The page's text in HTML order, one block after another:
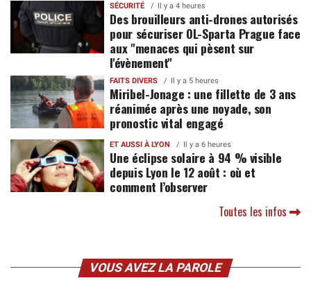
SÉCURITÉ Il y a 4 heures
Des brouilleurs anti-drones autorisés
pour sécuriser OL-Sparta Prague face
aux "menaces qui pèsent sur
l'évènement"
FAITS DIVERS Il y a 5 heures
Miribel-Jonage : une fillette de 3 ans
réanimée après une noyade, son
pronostic vital engagé
ET AUSSI À LYON Il y a 6 heures
Une éclipse solaire à 94 % visible
depuis Lyon le 12 août : où et
comment l’observer
Toutes les infos
VOUS AVEZ LA PAROLE